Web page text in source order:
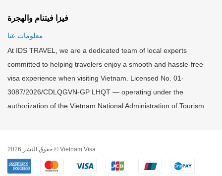
فيزا فيتنام والهجرة
معلومات عنا
At IDS TRAVEL, we are a dedicated team of local experts
committed to helping travelers enjoy a smooth and hassle-free
visa experience when visiting Vietnam. Licensed No. 01-
3087/2026/CDLQGVN-GP LHQT — operating under the
authorization of the Vietnam National Administration of Tourism.
حقوق النشر 2026 © Vietnam Visa